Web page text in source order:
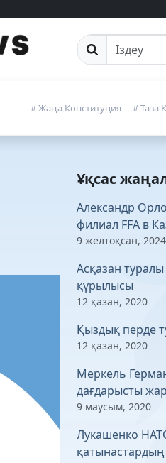
Сайттан іздеу
# Жаңа Конституция # Таза
Ұқсас
Александр
филиал FFA в
9 желтоқсан, 2024
Асқазан
құрылысы
12 қазан, 2020
Қыздық перде
12 қазан, 2020
Меркель
дағдарысты
9 маусым, 2020
Лукашенко
қатынастардың